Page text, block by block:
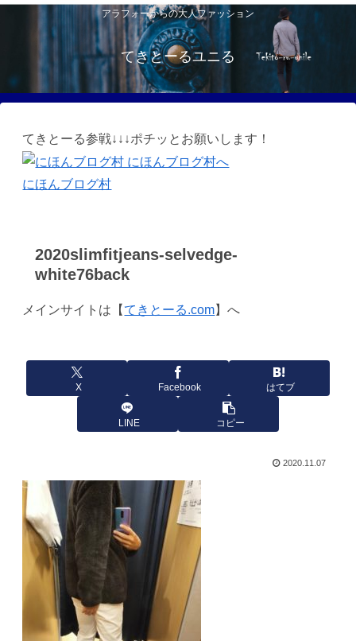
アラフォーからの大人ファッション
てきとーるユニる
てきとーる参戦↓↓↓ポチッとお願いします！
にほんブログ村
2020slimfitjeans-selvedge-
white76back
メインサイトは【てきとーる.com】へ
X Facebook はてブ
LINE コピー
2020.11.07